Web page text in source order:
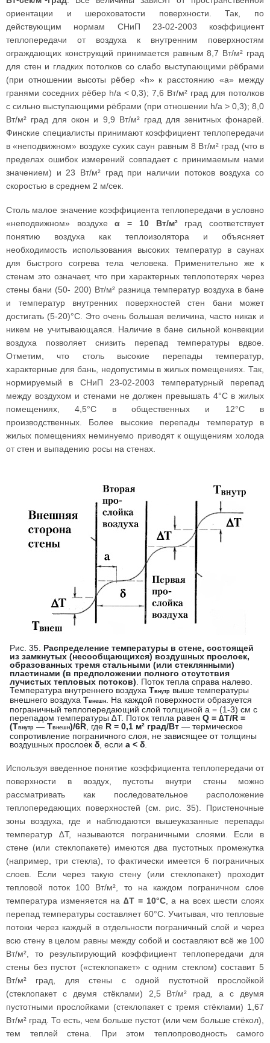
ориентации и шероховатости поверхности. Так, по
действующим нормам СНиП 23-02-2003 коэффициент
теплопередачи от воздуха к внутренним поверхностям
ограждающих конструкций принимается равным 8,7 Вт/м² град
для стен и гладких потолков со слабо выступающими рёбрами
(при отношении высоты рёбер «h» к расстоянию «а» между
гранями соседних рёбер h/a < 0,3); 7,6 Вт/м² град для потолков
с сильно выступающими рёбрами (при отношении h/a > 0,3); 8,0
Вт/м² град для окон и 9,9 Вт/м² град для зенитных фонарей.
Финские специалисты принимают коэффициент теплопередачи
в «неподвижном» воздухе сухих саун равным 8 Вт/м² град (что в
пределах ошибок измерений совпадает с принимаемым нами
значением) и 23 Вт/м² град при наличии потоков воздуха со
скоростью в среднем 2 м/сек.
Столь малое значение коэффициента теплопередачи в условно
«неподвижном» воздухеα = 10 Вт/м²град соответствует
понятию воздуха как теплоизолятора и объясняет
необходимость использования высоких температур в саунах
для быстрого согрева тела человека. Применительно же к
стенам это означает, что при характерных теплопотерях через
стены бани (50- 200) Вт/м² разница температур воздуха в бане
и температур внутренних поверхностей стен бани может
достигать (5-20)°С. Это очень большая величина, часто никак и
никем не учитывающаяся. Наличие в бане сильной конвекции
воздуха позволяет снизить перепад температуры вдвое.
Отметим, что столь высокие перепады температур,
характерные для бань, недопустимы в жилых помещениях. Так,
нормируемый в СНиП 23-02-2003 температурный перепад
между воздухом и стенами не должен превышать 4°С в жилых
помещениях, 4,5°С в общественных и 12°С в
производственных. Более высокие перепады температур в
жилых помещениях неминуемо приводят к ощущениям холода
от стен и выпадению росы на стенах.
Рис. 35. Распределение температуры в стене, состоящей
из замкнутых (несообщающихся) воздушных прослоек,
образованных тремя стальными (или стеклянными)
пластинами (в предположении полного отсутствия
лучистых тепловых потоков) . Поток тепла справа налево.
Температура внутреннего воздуха Твнутр выше температуры
внешнего воздуха Твнешн
. На каждой поверхности образуется
пограничный теплопередающий слой толщиной а = (1-3) см с
перепадом температуры ∆T. Поток тепла равен Q = ∆T/R =
(Твнутр — Tвнешн)/6R , где R = 0,1 м² град/Вт — термическое
сопротивление пограничного слоя, не зависящее от толщины
воздушных прослоек δ , если а < δ
Используя введенное понятие коэффициента теплопередачи от
поверхности в воздух, пустоты внутри стены можно
рассматривать как последовательное расположение
теплопередающих поверхностей (см. рис. 35). Пристеночные
зоны воздуха, где и наблюдаются вышеуказанные перепады
температур ∆T, называются пограничными слоями. Если в
стене (или стеклопакете) имеются два пустотных промежутка
(например, три стекла), то фактически имеется 6 пограничных
слоев. Если через такую стену (или стеклопакет) проходит
тепловой поток 100 Вт/м², то на каждом пограничном слое
температура изменяется на∆T = 10°С, а на всех шести слоях
перепад температуры составляет 60°С. Учитывая, что тепловые
потоки через каждый в отдельности пограничный слой и через
всю стену в целом равны между собой и составляют всё же 100
Вт/м², то результирующий коэффициент теплопередачи для
стены без пустот («стеклопакет» с одним стеклом) составит 5
Вт/м² град, для стены с одной пустотной прослойкой
(стеклопакет с двумя стёклами) 2,5 Вт/м² град, а с двумя
пустотными прослойками (стеклопакет с тремя стёклами) 1,67
Вт/м² град. То есть, чем больше пустот (или чем больше стёкол),
тем теплей стена. При этом теплопроводность самого